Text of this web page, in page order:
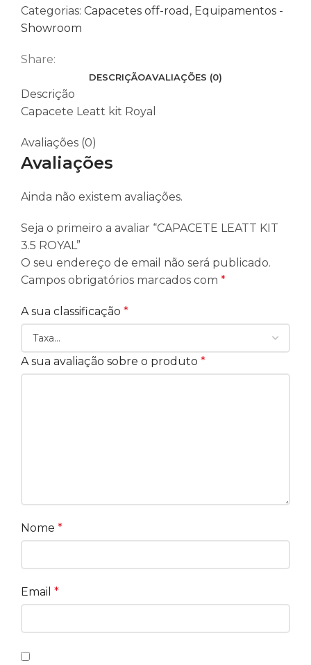
Categorias: Capacetes off-road , Equipamentos -
Showroom
Share:
DESCRIÇÃOAVALIAÇÕES (0)
Descrição
Capacete Leatt kit Royal
Avaliações (0)
Avaliações
Ainda não existem avaliações.
Seja o primeiro a avaliar “CAPACETE LEATT KIT
3.5 ROYAL”
O seu endereço de email não será publicado.
Campos obrigatórios marcados com *
A sua classificação *
A sua avaliação sobre o produto *
Nome *
Email *